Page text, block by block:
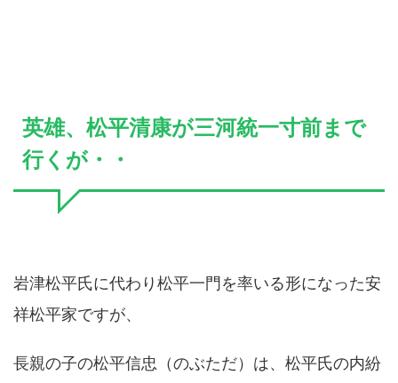
英雄、松平清康が三河統一寸前まで
行くが・・
岩津松平氏に代わり松平一門を率いる形になった安
祥松平家ですが、
長親の子の松平信忠（のぶただ）は、松平氏の内紛